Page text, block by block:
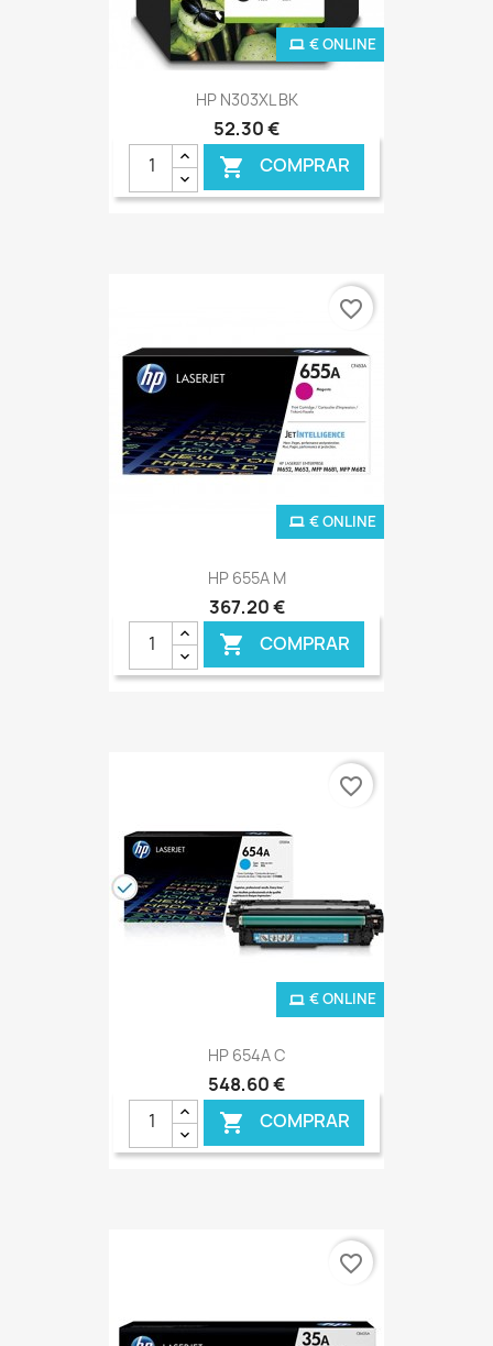
HP N303XL BK
52,30 €
 COMPRAR
€ ONLINE
HP 655A M
367,20 €
 COMPRAR
€ ONLINE
favorite_border
HP 654A C
548,60 €
 COMPRAR
€ ONLINE
favorite_border
favorite_border